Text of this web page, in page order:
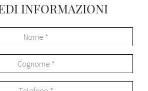
INFORMAZIONI